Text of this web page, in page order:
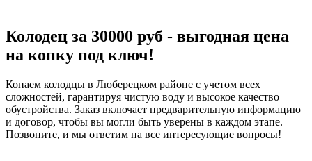
Колодец за 30000 руб - выгодная цена
на копку под ключ!
Копаем колодцы в Люберецком районе с учетом всех
сложностей, гарантируя чистую воду и высокое качество
обустройства. Заказ включает предварительную информацию
и договор, чтобы вы могли быть уверены в каждом этапе.
Позвоните, и мы ответим на все интересующие вопросы!